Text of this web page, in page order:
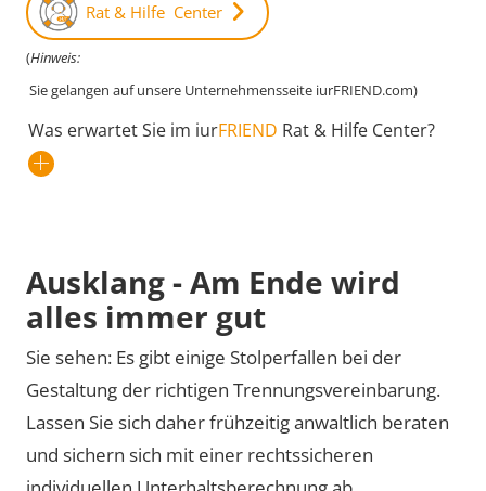
Rat & Hilfe Center
(Hinweis:
Sie gelangen auf unsere Unternehmensseite iurFRIEND.com)
Was erwartet Sie im iurFRIEND Rat & Hilfe Center?
Ausklang - Am Ende wird
alles immer gut
Sie sehen: Es gibt einige Stolperfallen bei der
Gestaltung der richtigen Trennungsvereinbarung.
Lassen Sie sich daher frühzeitig anwaltlich beraten
und sichern sich mit einer rechtssicheren